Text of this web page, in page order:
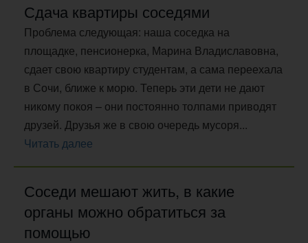
Сдача квартиры соседями
Проблема следующая: наша соседка на
площадке, пенсионерка, Марина Владиславовна,
сдает свою квартиру студентам, а сама переехала
в Сочи, ближе к морю. Теперь эти дети не дают
никому покоя – они постоянно толпами приводят
друзей. Друзья же в свою очередь мусоря...
Читать далее
Соседи мешают жить, в какие
органы можно обратиться за
помощью